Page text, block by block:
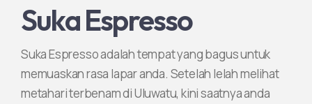
Suka Espresso
Suka Espresso adalah tempat yang bagus untuk
memuaskan rasa lapar anda. Setelah lelah melihat
metahari terbenam di Uluwatu, kini saatnya anda